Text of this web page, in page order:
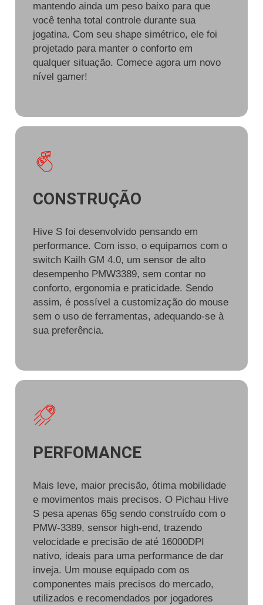
mantendo ainda um peso baixo para que
você tenha total controle durante sua
jogatina. Com seu shape simétrico, ele foi
projetado para manter o conforto em
qualquer situação. Comece agora um novo
nível gamer!
CONSTRUÇÃO
Hive S foi desenvolvido pensando em
performance. Com isso, o equipamos com o
switch Kailh GM 4.0, um sensor de alto
desempenho PMW3389, sem contar no
conforto, ergonomia e praticidade. Sendo
assim, é possível a customização do mouse
sem o uso de ferramentas, adequando-se à
sua preferência.
PERFOMANCE
Mais leve, maior precisão, ótima mobilidade
e movimentos mais precisos. O Pichau Hive
S pesa apenas 65g sendo construído com o
PMW-3389, sensor high-end, trazendo
velocidade e precisão de até 16000DPI
nativo, ideais para uma performance de dar
inveja. Um mouse equipado com os
componentes mais precisos do mercado,
utilizados e recomendados por jogadores